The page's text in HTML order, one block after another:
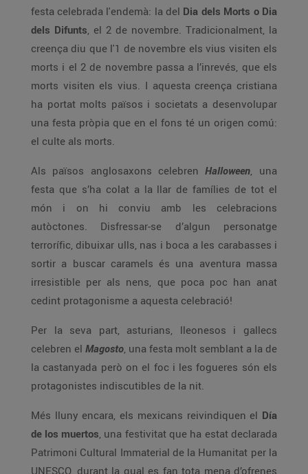
festa celebrada l'endemà: la del Dia dels Morts o Dia
dels Difunts, el 2 de novembre. Tradicionalment, la
creença diu que l'1 de novembre els vius visiten els
morts i el 2 de novembre passa a l’inrevés, que els
morts visiten els vius. I aquesta creença cristiana
ha portat molts països i societats a desenvolupar
una festa pròpia que en el fons té un origen comú:
el culte als morts.
Als països anglosaxons celebren Halloween, una
festa que s’ha colat a la llar de famílies de tot el
món i on hi conviu amb les celebracions
autòctones. Disfressar-se d’algun personatge
terrorífic, dibuixar ulls, nas i boca a les carabasses i
sortir a buscar caramels és una aventura massa
irresistible per als nens, que poca poc han anat
cedint protagonisme a aquesta celebració!
Per la seva part, asturians, lleonesos i gallecs
celebren el Magosto, una festa molt semblant a la de
la castanyada però on el foc i les fogueres són els
protagonistes indiscutibles de la nit.
Més lluny encara, els mexicans reivindiquen el Día
de los muertos, una festivitat que ha estat declarada
Patrimoni Cultural Immaterial de la Humanitat per la
UNESCO, durant la qual es fan tota mena d’ofrenes